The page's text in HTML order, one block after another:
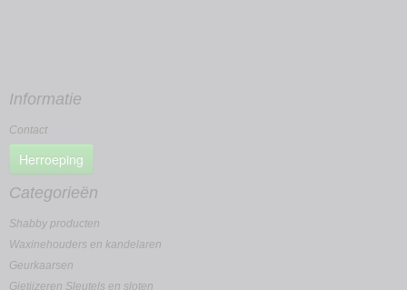
Informatie
Contact
Herroeping
Categorieën
Shabby producten
Waxinehouders en kandelaren
Geurkaarsen
Gietijzeren Sleutels en sloten